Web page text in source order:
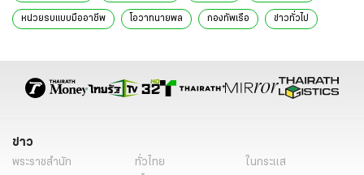
หน่วยรบแบบมืออาชีพ โอวาทนายพล กองทัพเรือ ข่าวทั่วไป
ข่าว
พระราชสำนัก ทั่วไทย
ในกระแส